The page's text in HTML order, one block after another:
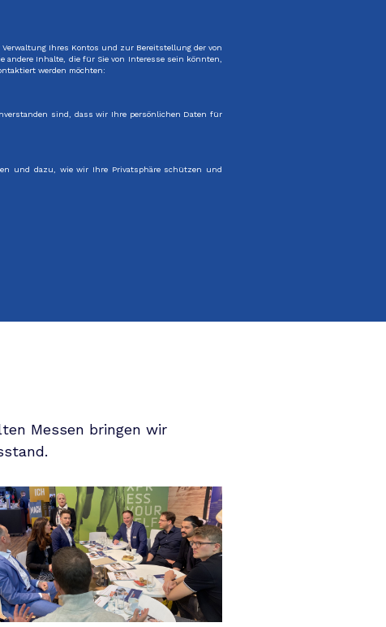
Ihres Kontos und zur Bereitstellung der von
Inhalte, die für Sie von Interesse sein könnten,
werden möchten:
sind, dass wir Ihre persönlichen Daten für
und dazu, wie wir Ihre Privatsphäre schützen und
Messen bringen wir